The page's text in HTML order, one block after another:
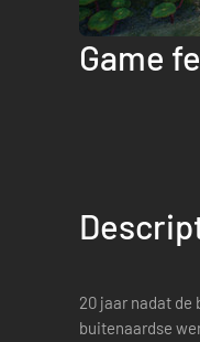
Game
20 jaar nadat
buitenaardse